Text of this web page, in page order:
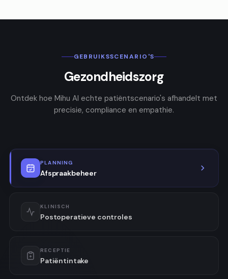
GEBRUIKSSCENARIO'S
Gezondheidszorg
Ontdek hoe Mihu AI echte patiëntscenario's afhandelt met
precisie, compliance en empathie.
PLANNING
Afspraakbeheer
KLINISCH
Postoperatieve controles
RECEPTIE
Patiëntintake